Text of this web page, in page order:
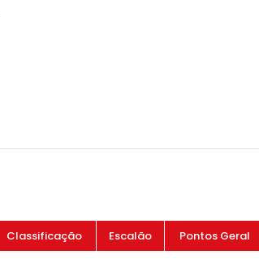
Classificação Escalão Pontos Geral